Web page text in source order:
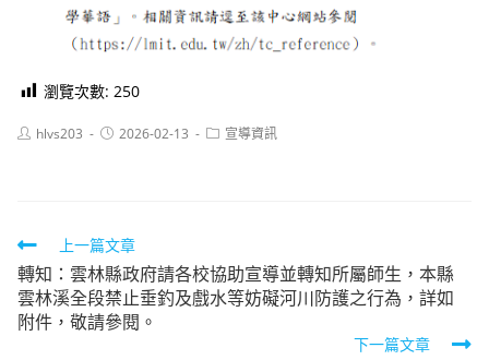
瀏覽次數: 250
Posthlvs203
Post2026-02-13
Post宣導資訊
Read
more
articles
上一篇文章
轉知：雲林縣政府請各校協助宣導並轉知所屬師生，本縣
雲林溪全段禁止垂釣及戲水等妨礙河川防護之行為，詳如
附件，敬請參閱。
下一篇文章